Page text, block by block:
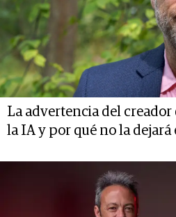
La advertencia del
la IA y por qué no la